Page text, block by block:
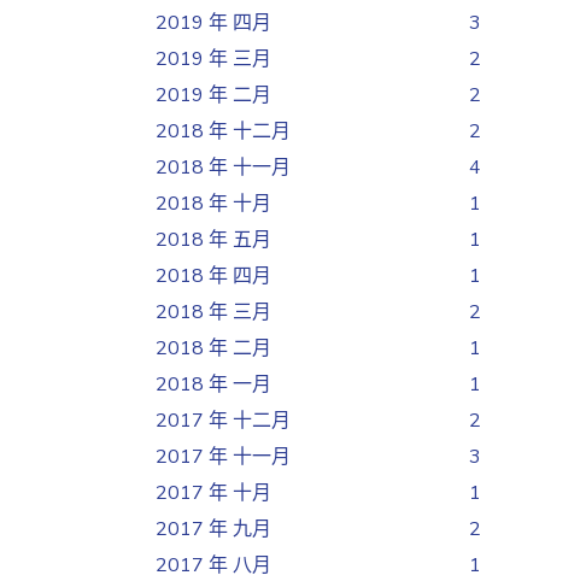
2019 年 四月
3
2019 年 三月
2
2019 年 二月
2
2018 年 十二月
2
2018 年 十一月
4
2018 年 十月
1
2018 年 五月
1
2018 年 四月
1
2018 年 三月
2
2018 年 二月
1
2018 年 一月
1
2017 年 十二月
2
2017 年 十一月
3
2017 年 十月
1
2017 年 九月
2
2017 年 八月
1